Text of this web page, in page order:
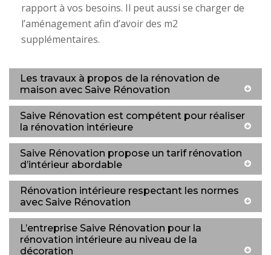
rapport à vos besoins. Il peut aussi se charger de
l’aménagement afin d’avoir des m2
supplémentaires.
Les travaux à propos de la rénovation de
maison avec Saive Rénovation
Saive Rénovation est compétent pour réaliser
la rénovation intérieure
Saive Rénovation propose un tarif rénovation
d’intérieur abordable
Rénovation intérieure respectant les normes
avec Saive Rénovation
L’entreprise Saive Rénovation pour la
rénovation intérieure au niveau de la
décoration